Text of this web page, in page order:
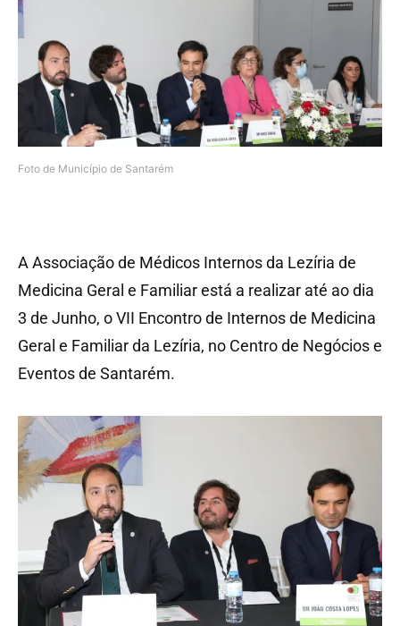
Foto de Município de Santarém
A Associação de Médicos Internos da Lezíria de
Medicina Geral e Familiar está a realizar até ao dia
3 de Junho, o VII Encontro de Internos de Medicina
Geral e Familiar da Lezíria, no Centro de Negócios e
Eventos de Santarém.